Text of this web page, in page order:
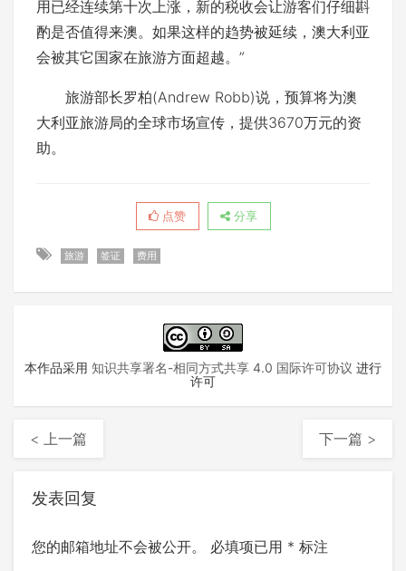
用已经连续第十次上涨，新的税收会让游客们仔细斟
酌是否值得来澳。如果这样的趋势被延续，澳大利亚
会被其它国家在旅游方面超越。”
旅游部长罗柏(Andrew Robb)说，预算将为澳
大利亚旅游局的全球市场宣传，提供3670万元的资
助。
点赞 分享
旅游 签证 费用
本作品采用 知识共享署名-相同方式共享 4.0 国际许可协议 进行
许可
< 上一篇 下一篇 >
发表回复
您的邮箱地址不会被公开。 必填项已用 * 标注